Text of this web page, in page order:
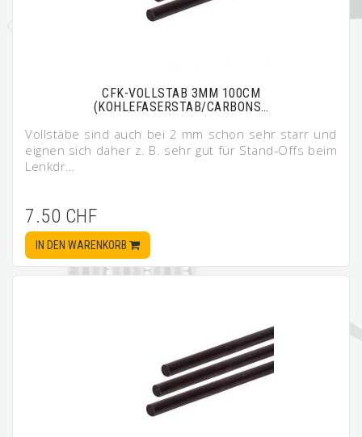
CFK-VOLLSTAB 3MM 100CM
(KOHLEFASERSTAB/CARBONS…
Vollstäbe sind auch bei 2 mm schon sehr starr und
eignen sich daher z. B. sehr gut für Stand-Offs beim
Lenkdr…
7.50 CHF
IN DEN WARENKORB